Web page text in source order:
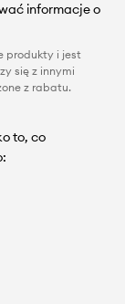
informacje o
produkty i jest
się z innymi
z rabatu.
to, co